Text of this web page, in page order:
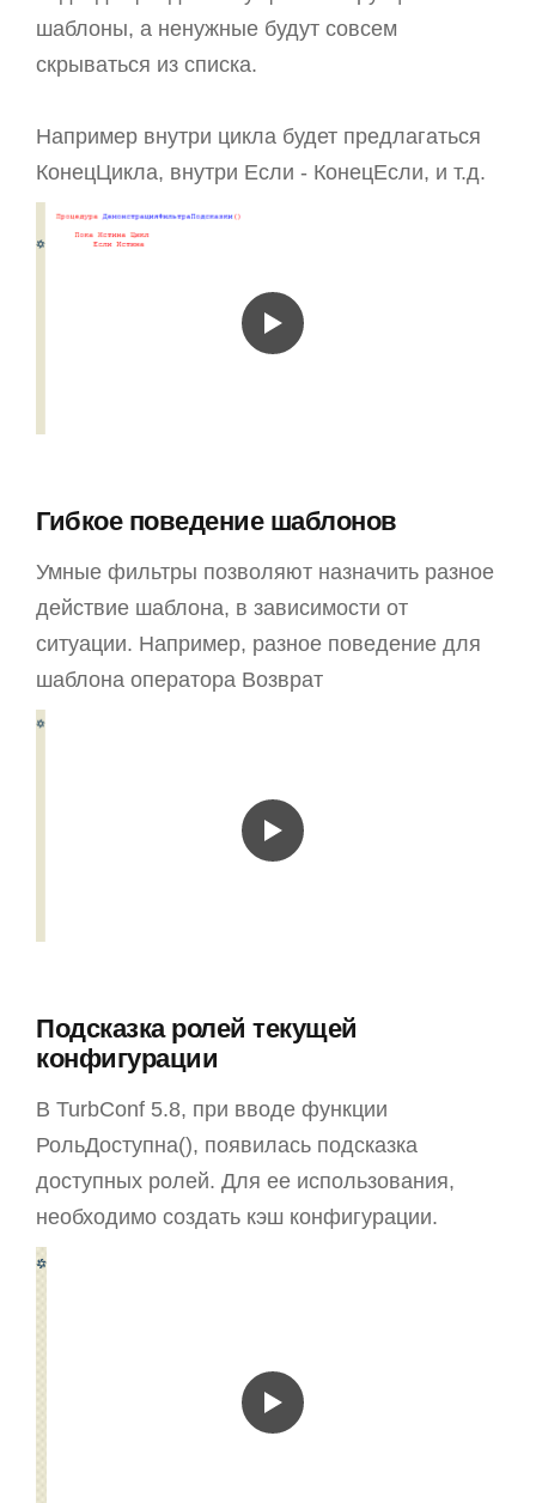
шаблоны, а ненужные будут совсем
скрываться из списка.
Например внутри цикла будет предлагаться
КонецЦикла, внутри Если - КонецЕсли, и т.д.
Гибкое поведение шаблонов
Умные фильтры позволяют назначить разное
действие шаблона, в зависимости от
ситуации. Например, разное поведение для
шаблона оператора Возврат
Подсказка ролей текущей
конфигурации
В TurbConf 5.8, при вводе функции
РольДоступна(), появилась подсказка
доступных ролей. Для ее использования,
необходимо создать кэш конфигурации.